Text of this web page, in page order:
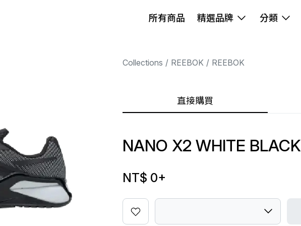
所有商品 精選品牌 分類
Collections REEBOK REEBOK
直接購買
NANO X2 WHITE BLACK
NT$ 0+